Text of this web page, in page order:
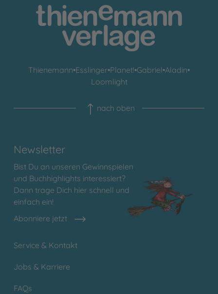
Thienemann•Esslinger•Planet!•Gabriel•Aladin•
Loomlight
nach oben
Newsletter
Bist Du an unseren Gewinnspielen
und Buchhighlights interessiert?
Dann trage Dich hier schnell und
einfach ein!
Abonniere jetzt
Service & Kontakt
Jobs & Karriere
FAQs